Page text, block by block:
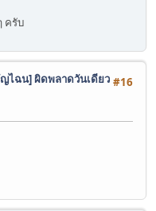
ครับ
#16
ไฉน] ผิดพลาดวันเดียว